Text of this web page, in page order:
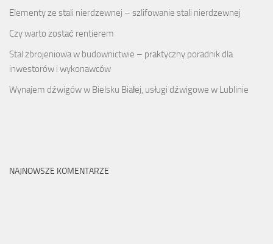
Elementy ze stali nierdzewnej – szlifowanie stali nierdzewnej
Czy warto zostać rentierem
Stal zbrojeniowa w budownictwie – praktyczny poradnik dla
inwestorów i wykonawców
Wynajem dźwigów w Bielsku Białej, usługi dźwigowe w Lublinie
NAJNOWSZE KOMENTARZE